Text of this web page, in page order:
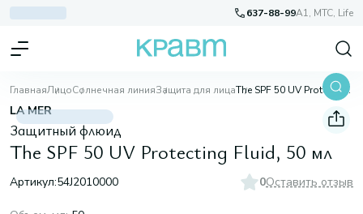
637-88-99A1, МТС, Life
ГлавнаяЛицоСолнечная линияЗащита для лица The SPF 50 UV Protecting Fluid, 50 мл
LA MER
Защитный флюид
The SPF 50 UV Protecting Fluid, 50 мл
Артикул:54J2010000 0Оставить отзыв